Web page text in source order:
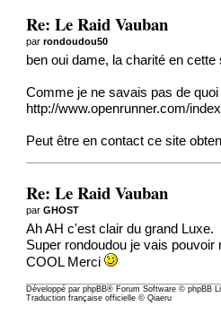
Re: Le Raid Vauban
parrondoudou50
ben oui dame, la charité en
Comme je ne savais pas de
http://www.openrunner.com/
Peut être en contact ce site
Re: Le Raid Vauban
parGHOST
Ah AH c'est clair du grand Luxe.
Super rondoudou je vais
COOL Merci
Développé parphpBB® Forum Software © phpBB
Traduction française officielle ©Qiaeru